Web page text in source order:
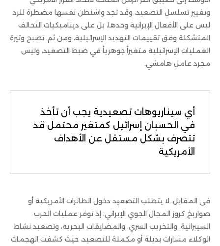
وتغيير تسلسل التصعيد، وقد تجد واشنطن نفسها مضطرة للرد
ليس على الأفعال الإيرانية وحدها، بل على ديناميكيات التحالف
المتشكلة وفق تقييمات التهديد الإسرائيلية، ومن ثم، تصبح وتيرة
العمليات الإسرائيلية متغيراً جوهرياً في ضبط التصعيد، وليس
مجرد عامل هامشي.
أي سيناريوهات تصعيدية يجب أن تأخذ
في الحسبان إسرائيل كمتغير محتمل قد
تتصرف بشكل مستقل عن الأهداف
الأمريكية
في المقابل، لا يتطلب التصعيد دخول الطائرات الأمريكية أو
صواريخ كروز المجال الجوي الإيراني، إذ توفر عمليات الحرب
السيبرانية، والتخريب السري، والمضايقات البحرية، وتصعيد نشاط
الوكلاء مسارات بديلة أو مكملة للتصعيد، حيث كشفت الهجمات